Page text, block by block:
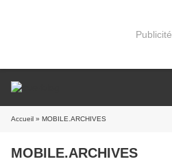
Publicité
Accueil » MOBILE.ARCHIVES
MOBILE.ARCHIVES